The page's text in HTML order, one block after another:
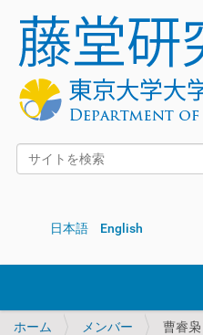
サイトを検索
日本語 English
ホーム メンバー 曹睿枭